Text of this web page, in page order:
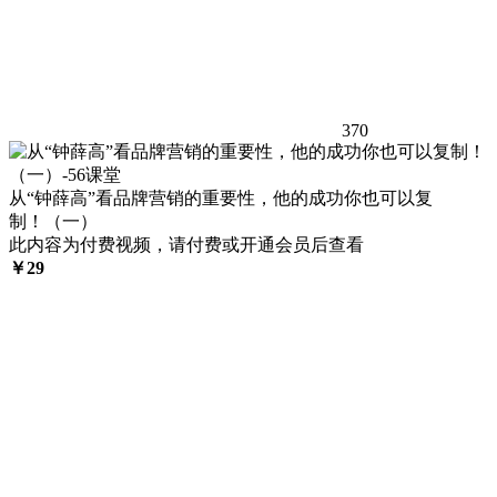
370
从“钟薛高”看品牌营销的重要性，他的成功你也可以复
制！（一）
此内容为付费视频，请付费或开通会员后查看
￥29